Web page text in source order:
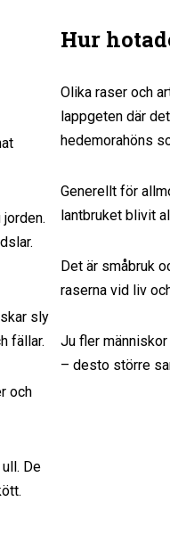
sly
fällar.
och
De
Hur
Olika raser och
lappgeten där
hedemorahöns
Generellt för
lantbruket blivit
Det är småbruk
raserna vid liv
Ju fler
– desto större